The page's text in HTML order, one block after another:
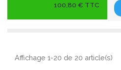
100,80 € TTC
Affichage 1-20 de 20 article(s)